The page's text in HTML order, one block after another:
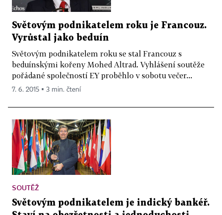
Světovým podnikatelem roku je Francouz.
Vyrůstal jako beduín
Světovým podnikatelem roku se stal Francouz s
beduínskými kořeny Mohed Altrad. Vyhlášení soutěže
pořádané společností EY proběhlo v sobotu večer...
7. 6. 2015 ▪ 3 min. čtení
SOUTĚŽ
Světovým podnikatelem je indický bankéř.